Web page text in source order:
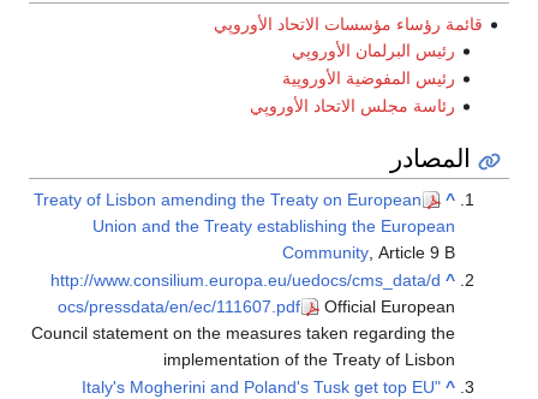
قائمة رؤساء مؤسسات الاتحاد الأوروپي
رئيس البرلمان الأوروپي
رئيس المفوضية الأوروپية
رئاسة مجلس الاتحاد الأوروپي
المصادر
^
Treaty of Lisbon amending the Treaty on European
Union and the Treaty establishing the European
Community , Article 9 B
^
http://www.consilium.europa.eu/uedocs/cms_data/d
ocs/pressdata/en/ec/111607.pdf
Official European
Council statement on the measures taken regarding the
implementation of the Treaty of Lisbon
^
"Italy's Mogherini and Poland's Tusk get top EU